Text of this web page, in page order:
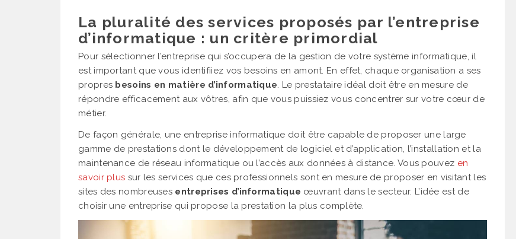
La pluralité des services proposés par l’entreprise
d’informatique : un critère primordial
Pour sélectionner l’entreprise qui s’occupera de la gestion de votre système informatique, il
est important que vous identifiiez vos besoins en amont. En effet, chaque organisation a ses
propres besoins en matière d’informatique. Le prestataire idéal doit être en mesure de
répondre efficacement aux vôtres, afin que vous puissiez vous concentrer sur votre cœur de
métier.
De façon générale, une entreprise informatique doit être capable de proposer une large
gamme de prestations dont le développement de logiciel et d’application, l’installation et la
maintenance de réseau informatique ou l’accès aux données à distance. Vous pouvez en
savoir plus sur les services que ces professionnels sont en mesure de proposer en visitant les
sites des nombreuses entreprises d’informatique œuvrant dans le secteur. L’idée est de
choisir une entreprise qui propose la prestation la plus complète.